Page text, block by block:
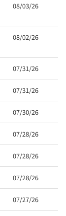
08/03/26
08/02/26
07/31/26
07/31/26
07/30/26
07/28/26
07/28/26
07/28/26
07/27/26